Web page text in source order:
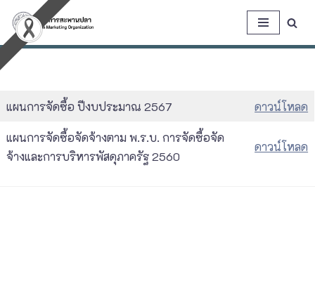
Skip
to
แผนการจัดซื้อ ปีงบประมาณ 2567 ดาวน์โหลด
แผนการจัดซื้อจัดจ้างตาม พ.ร.บ. การจัดซื้อจัด
จ้างและการบริหารพัสดุภาครัฐ 2560
ดาวน์โหลด